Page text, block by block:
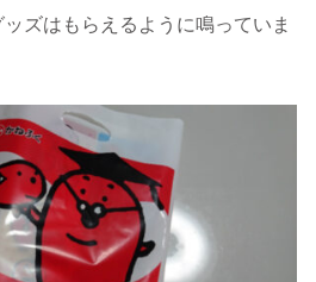
ズはもらえるように鳴っていま